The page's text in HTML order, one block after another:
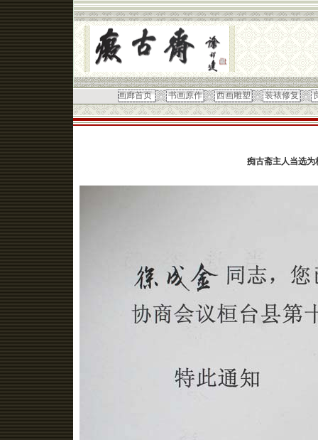
画廊首页 书画原作 西画雕塑 装裱修复
痴古斋主人当选为